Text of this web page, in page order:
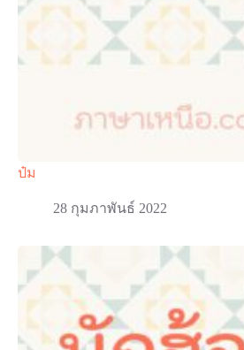
ป๋ม
28 กุมภาพันธ์ 2022